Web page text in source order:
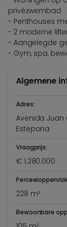
privézwembad
- Penthouses
- 2 moderne
- Aangelegde
- Gym, spa,
Algemene
Adres:
Avenida Juan
Estepona
Vraagprijs:
€ 1.280.000
228 m²
Bewoonbare